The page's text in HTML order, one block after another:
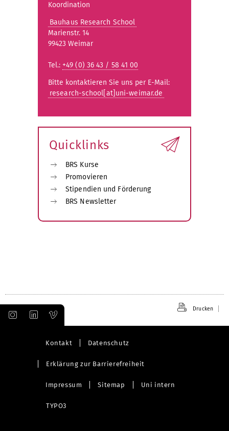
Koordination
Bauhaus Research School
Marienstr. 14
99423 Weimar
Tel.: +49 (0) 36 43 / 58 41 00
Bitte kontaktieren Sie uns per E-Mail:
research-school[at]uni-weimar.de
Quicklinks
BRS Kurse
Promovieren
Stipendien und Förderung
BRS Newsletter
Drucken
Kontakt Datenschutz
Erklärung zur Barrierefreiheit
Impressum Sitemap Uni intern
TYPO3